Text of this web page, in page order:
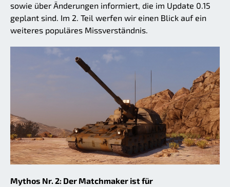
sowie über Änderungen informiert, die im Update 0.15
geplant sind. Im 2. Teil werfen wir einen Blick auf ein
weiteres populäres Missverständnis.
Mythos Nr. 2: Der Matchmaker ist für